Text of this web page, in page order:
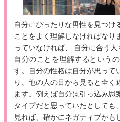
自分にぴったりな男性を見つけ
ことをよく理解しなければなり
っていなければ、 自分に合う人
自分のことを理解するという
す。自分の性格は自分が思って
り、他の人の目から見ると全く
ます。例えば自分は引っ込み思
タイプだと思っていたとしても
見れば、確かにネガティブかも